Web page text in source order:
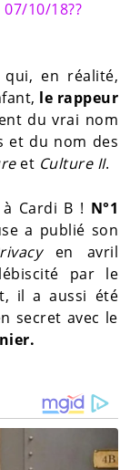
10/18??
en réalité,
le rappeur
du vrai nom
et du nom des
et Culture II.
Cardi B ! N°1
a publié son
en avril
par le
il a aussi été
secret avec le